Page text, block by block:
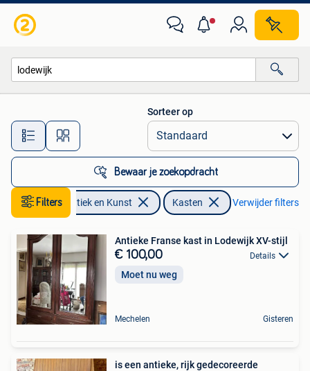
Alle afstanden…
Sorteer op
Bewaar je zoekopdracht
Filters Antiek en Kunst Kasten Verwijder filters
Antieke Franse kast in Lodewijk XV-stijl
€ 100,00 Details
Moet nu weg
Mechelen Gisteren
is een antieke, rijk gedecoreerde